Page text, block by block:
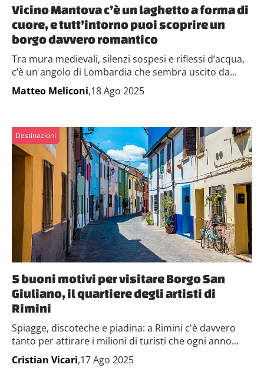
Vicino Mantova c’è un laghetto a forma di
cuore, e tutt’intorno puoi scoprire un
borgo davvero romantico
Tra mura medievali, silenzi sospesi e riflessi d’acqua,
c’è un angolo di Lombardia che sembra uscito da...
Matteo Meliconi,18 Ago 2025
Destinazioni
5 buoni motivi per visitare Borgo San
Giuliano, il quartiere degli artisti di
Rimini
Spiagge, discoteche e piadina: a Rimini c'è davvero
tanto per attirare i milioni di turisti che ogni anno...
Cristian Vicari,17 Ago 2025